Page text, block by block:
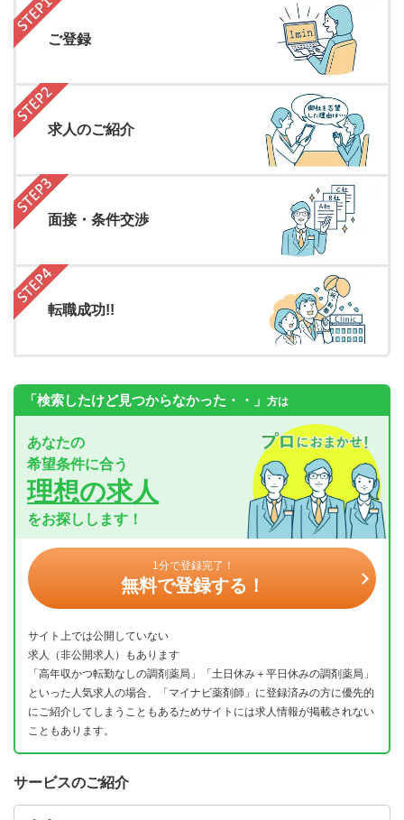
ご登録
求人のご紹介
面接・条件交渉
転職成功!!
「検索したけど見つからなかった・・」 方は
あなたの
希望条件に合う
理想の求人
をお探しします！
1分で登録完了！
無料で登録する！
サイト上では公開していない
求人（非公開求人）もあります
「高年収かつ転勤なしの調剤薬局」「土日休み＋平日休みの調剤薬局」
といった人気求人の場合、「マイナビ薬剤師」に登録済みの方に優先的
にご紹介してしまうこともあるためサイトには求人情報が掲載されない
こともあります。
サービスのご紹介